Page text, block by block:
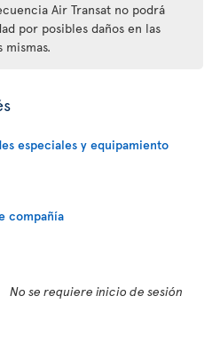
Air Transat no podrá
por posibles daños en las
especiales y equipamiento
compañía
No se requiere inicio de sesión